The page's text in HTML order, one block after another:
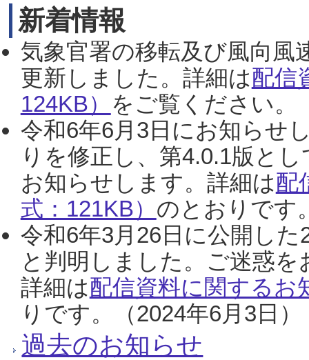
新着情報
気象官署の移転及び風向風
更新しました。詳細は配信
124KB） をご覧ください。
令和6年6月3日にお知らせ
りを修正し、第4.0.1版と
お知らせします。詳細は配
式：121KB） のとおりです
令和6年3月26日に公開し
と判明しました。ご迷惑
詳細は配信資料に関するお
りです。（2024年6月3日）
過去のお知らせ